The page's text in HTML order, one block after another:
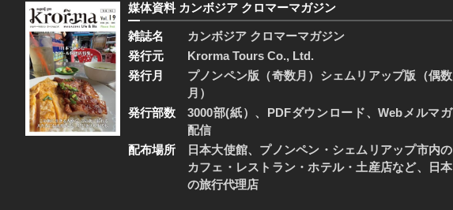
媒体資料 カンボジア クロマーマガジン
雑誌名
カンボジア クロマーマガジン
発行元
Krorma Tours Co., Ltd.
発行月
プノンペン版（奇数月）シェムリアップ版（偶数
月）
発行部数
3000部(紙）、PDFダウンロード、Webメルマガ
配信
配布場所
日本大使館、プノンペン・シェムリアップ市内の
カフェ・レストラン・ホテル・土産店など、日本
の旅行代理店